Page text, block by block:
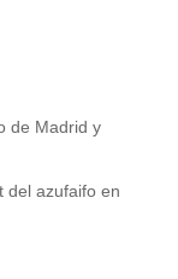
de Madrid y
del azufaifo en